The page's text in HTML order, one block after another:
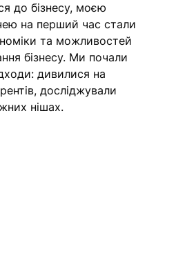
до бізнесу, моєю
на перший час стали
та можливостей
бізнесу. Ми почали
дивилися на
досліджували
нішах.